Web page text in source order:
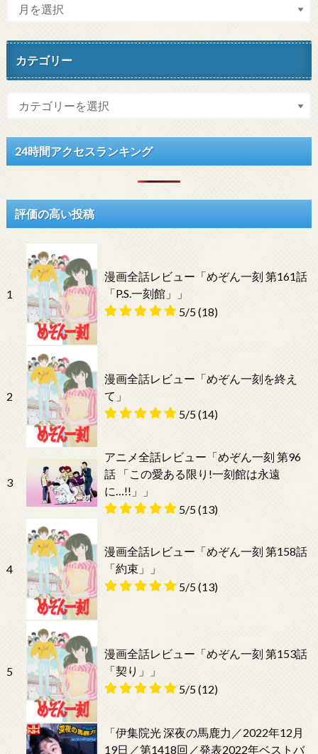
カテゴリー
24時間アクセスランキング
評価の高い投稿
1
漫画全話レビュー「めぞん一刻 第161話
「P.S.一刻館」」
5/5(18)
2
漫画全話レビュー「めぞん一刻を終え
て」
5/5(14)
3
アニメ全話レビュー「めぞん一刻 第96
話 「この愛ある限り!一刻館は永遠
に…!!」」
5/5(13)
4
漫画全話レビュー「めぞん一刻 第158話
「約束」」
5/5(13)
5
漫画全話レビュー「めぞん一刻 第153話
「契り」」
5/5(12)
「伊集院光 深夜の馬鹿力／2022年12月
19日／第1418回／発表2022年ベストバ